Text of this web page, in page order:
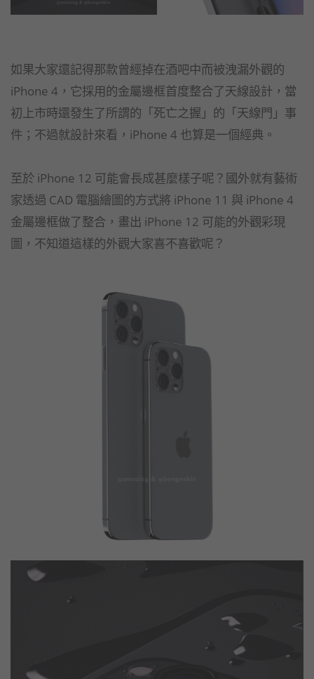
如果大家還記得那款曾經掉在酒吧中而被洩漏外觀的
iPhone 4，它採用的金屬邊框首度整合了天線設計，當
初上市時還發生了所謂的「死亡之握」的「天線門」事
件；不過就設計來看，iPhone 4 也算是一個經典。
至於 iPhone 12 可能會長成甚麼樣子呢？國外就有藝術
家透過 CAD 電腦繪圖的方式將 iPhone 11 與 iPhone 4
金屬邊框做了整合，畫出 iPhone 12 可能的外觀彩現
圖，不知道這樣的外觀大家喜不喜歡呢？